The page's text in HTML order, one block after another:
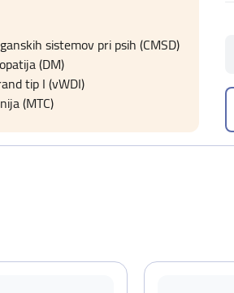
sistemov pri psih (CMSD)
(DM)
tip I (vWDI)
(MTC)